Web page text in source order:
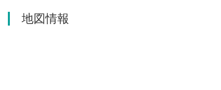
伊豆の国市
地図情報